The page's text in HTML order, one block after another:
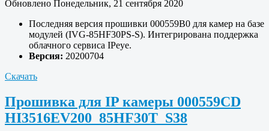
Обновлено Понедельник, 21 сентября 2020
Последняя версия прошивки 000559B0 для камер на базе
модулей (IVG-85HF30PS-S). Интегрирована поддержка
облачного сервиса IPeye.
Версия: 20200704
Скачать
Прошивка для IP камеры 000559CD
HI3516EV200_85HF30T_S38